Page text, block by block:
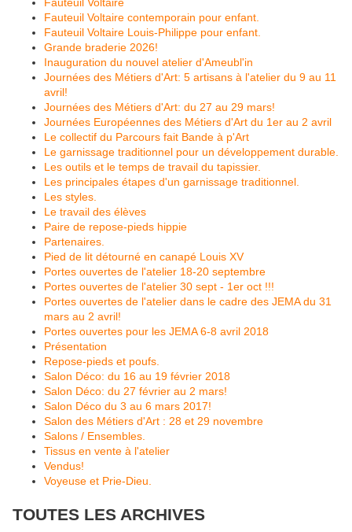
Fauteuil Voltaire
Fauteuil Voltaire contemporain pour enfant.
Fauteuil Voltaire Louis-Philippe pour enfant.
Grande braderie 2026!
Inauguration du nouvel atelier d'Ameubl'in
Journées des Métiers d'Art: 5 artisans à l'atelier du 9 au 11
avril!
Journées des Métiers d'Art: du 27 au 29 mars!
Journées Européennes des Métiers d'Art du 1er au 2 avril
Le collectif du Parcours fait Bande à p'Art
Le garnissage traditionnel pour un développement durable.
Les outils et le temps de travail du tapissier.
Les principales étapes d'un garnissage traditionnel.
Les styles.
Le travail des élèves
Paire de repose-pieds hippie
Partenaires.
Pied de lit détourné en canapé Louis XV
Portes ouvertes de l'atelier 18-20 septembre
Portes ouvertes de l'atelier 30 sept - 1er oct !!!
Portes ouvertes de l'atelier dans le cadre des JEMA du 31
mars au 2 avril!
Portes ouvertes pour les JEMA 6-8 avril 2018
Présentation
Repose-pieds et poufs.
Salon Déco: du 16 au 19 février 2018
Salon Déco: du 27 février au 2 mars!
Salon Déco du 3 au 6 mars 2017!
Salon des Métiers d'Art : 28 et 29 novembre
Salons / Ensembles.
Tissus en vente à l'atelier
Vendus!
Voyeuse et Prie-Dieu.
TOUTES LES ARCHIVES